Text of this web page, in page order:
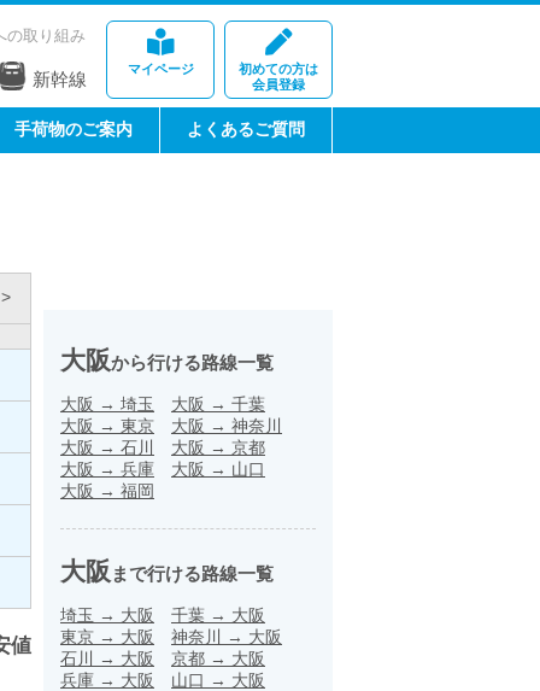
マイページ
初めての方は
会員登録
の取り組み
新幹線
手荷物のご案内 よくあるご質問
値
大阪から行ける路線一覧
大阪 → 埼玉 大阪 → 千葉
大阪 → 東京 大阪 → 神奈川
大阪 → 石川 大阪 → 京都
大阪 → 兵庫 大阪 → 山口
大阪 → 福岡
大阪 まで行ける路線一覧
埼玉 → 大阪 千葉 → 大阪
東京 → 大阪 神奈川 → 大阪
石川
→ 大阪 京都 → 大阪
兵庫 → 大阪 山口 → 大阪